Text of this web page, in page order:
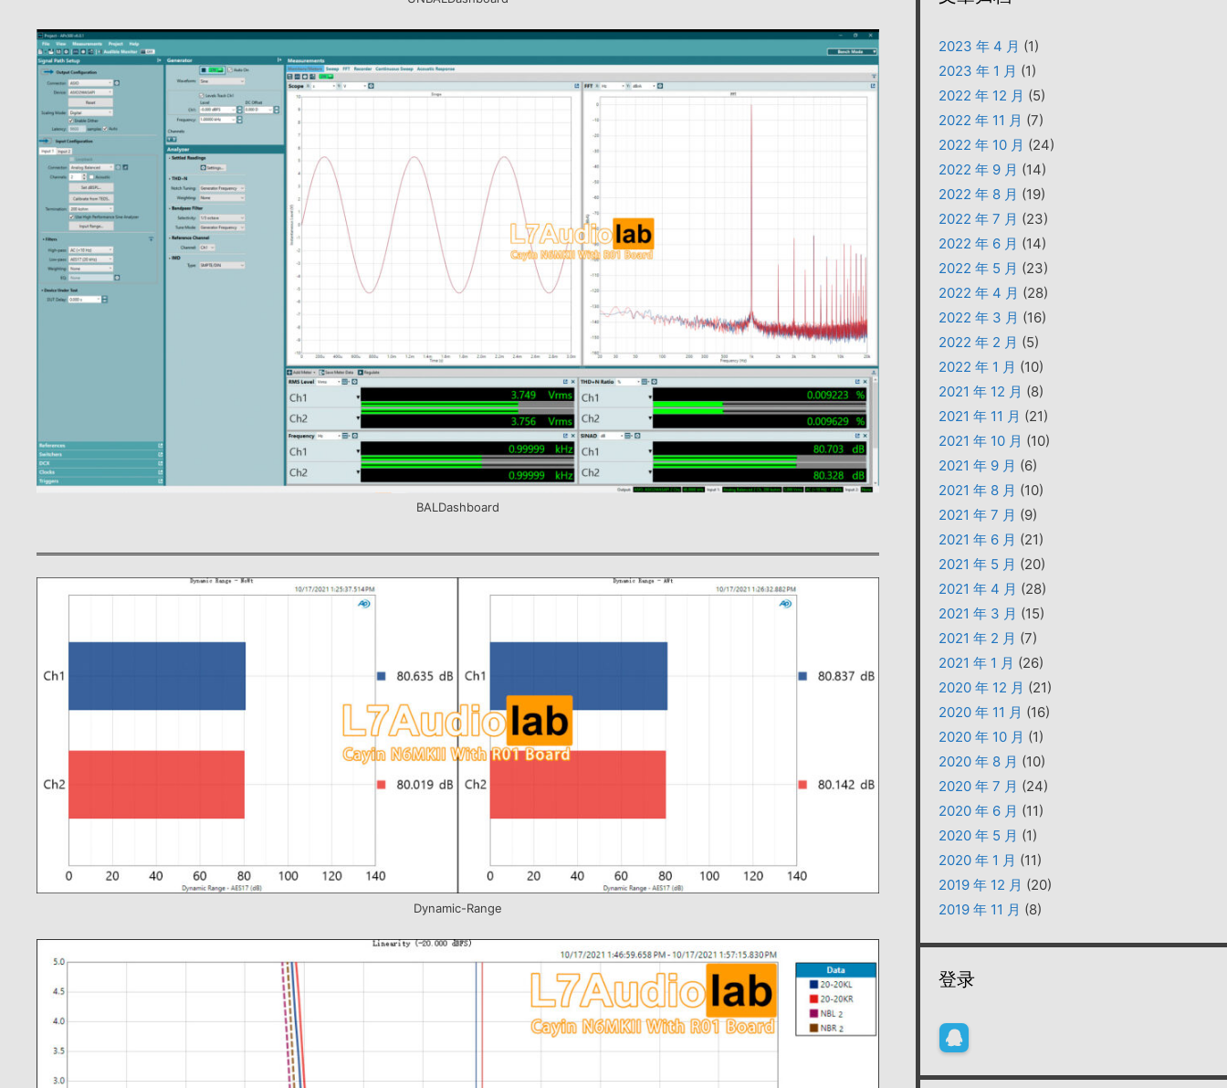
BALDashboard
Dynamic-Range
2023 年 4 月 (1)
2023 年 1 月 (1)
2022 年 12 月 (5)
2022 年 11 月 (7)
2022 年 10 月 (24)
2022 年 9 月 (14)
2022 年 8 月 (19)
2022 年 7 月 (23)
2022 年 6 月 (14)
2022 年 5 月 (23)
2022 年 4 月 (28)
2022 年 3 月 (16)
2022 年 2 月 (5)
2022 年 1 月 (10)
2021 年 12 月 (8)
2021 年 11 月 (21)
2021 年 10 月 (10)
2021 年 9 月 (6)
2021 年 8 月 (10)
2021 年 7 月 (9)
2021 年 6 月 (21)
2021 年 5 月 (20)
2021 年 4 月 (28)
2021 年 3 月 (15)
2021 年 2 月 (7)
2021 年 1 月 (26)
2020 年 12 月 (21)
2020 年 11 月 (16)
2020 年 10 月 (1)
2020 年 8 月 (10)
2020 年 7 月 (24)
2020 年 6 月 (11)
2020 年 5 月 (1)
2020 年 1 月 (11)
2019 年 12 月 (20)
2019 年 11 月 (8)
登录